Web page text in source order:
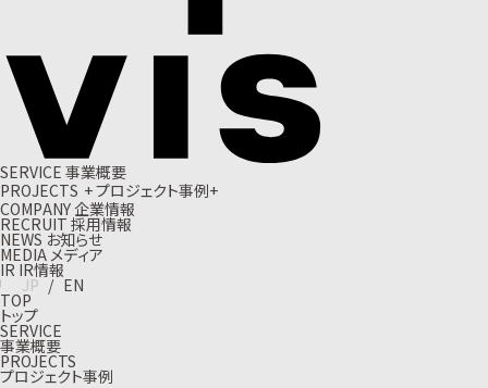
SERVICE 事業概要
PROJECTS +プロジェクト事例+
COMPANY企業情報
RECRUIT 採用情報
NEWS お知らせ
MEDIA メディア
IR IR情報
JP / EN
TOP
トップ
SERVICE
事業概要
PROJECTS
プロジェクト事例